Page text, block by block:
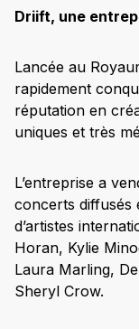
Driift, une
Lancée au
rapidement
réputation en
uniques et très
L’entreprise a
concerts diffusés
d’artistes
Horan, Kylie
Laura Marling,
Sheryl Crow.